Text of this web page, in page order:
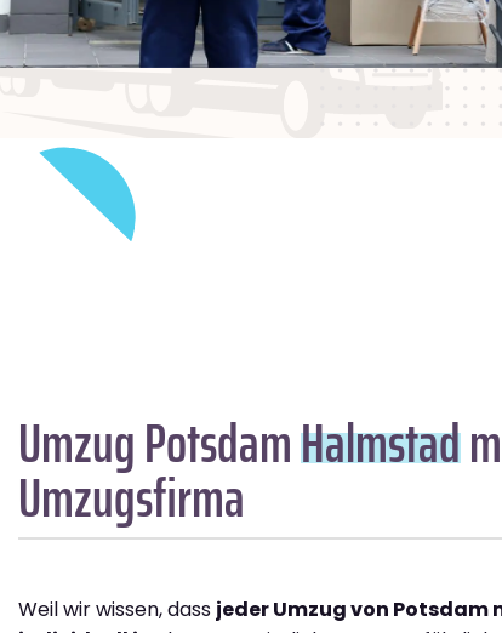
Umzug PotsdamHalmstad
Umzugsfirma
Weil wir wissen, dass jeder Umzug von Potsdam